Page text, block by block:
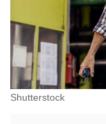
Shutterstock